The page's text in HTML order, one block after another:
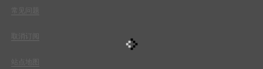
常见问题
取消订阅
站点地图